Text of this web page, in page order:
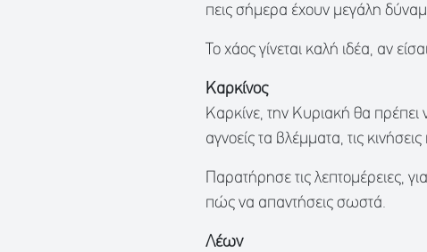
πεις σήμερα έχουν μεγάλη
Το χάος γίνεται καλή ιδέα, αν
Καρκίνος
Καρκίνε, την Κυριακή θα
αγνοείς τα βλέμματα, τις
Παρατήρησε τις λεπτομέρειες,
πώς να απαντήσεις σωστά.
Λέων